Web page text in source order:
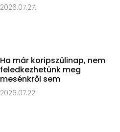
2026.07.27.
Ha már koripszülinap, nem
feledkezhetünk meg
mesénkről sem
2026.07.22.